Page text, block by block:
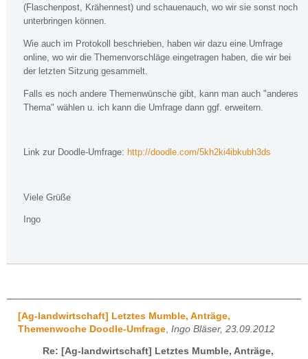
(Flaschenpost, Krähennest) und schauenauch, wo wir sie sonst noch
unterbringen können.
Wie auch im Protokoll beschrieben, haben wir dazu eine Umfrage
online, wo wir die Themenvorschläge eingetragen haben, die wir bei
der letzten Sitzung gesammelt.
Falls es noch andere Themenwünsche gibt, kann man auch "anderes
Thema" wählen u. ich kann die Umfrage dann ggf. erweitern.
Link zur Doodle-Umfrage: http://doodle.com/5kh2ki4ibkubh3ds
Viele Grüße
Ingo
[Ag-landwirtschaft] Letztes Mumble, Anträge,
Themenwoche Doodle-Umfrage Ingo Bläser, 23.09.2012
Re: [Ag-landwirtschaft] Letztes Mumble, Anträge,